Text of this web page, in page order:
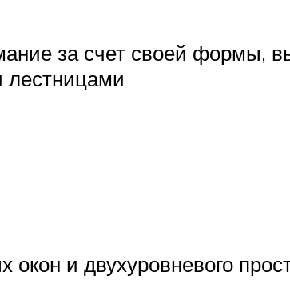
за счет своей формы,
окон и двухуровневого